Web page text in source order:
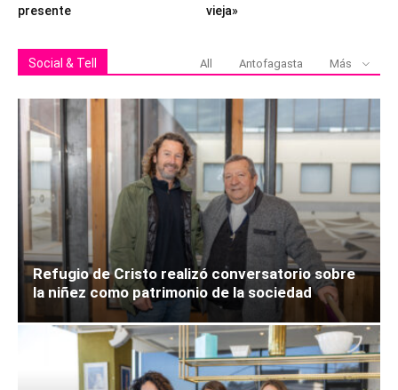
presente
vieja»
Social & Tell All Antofagasta Más
Refugio de Cristo realizó conversatorio sobre
la niñez como patrimonio de la sociedad